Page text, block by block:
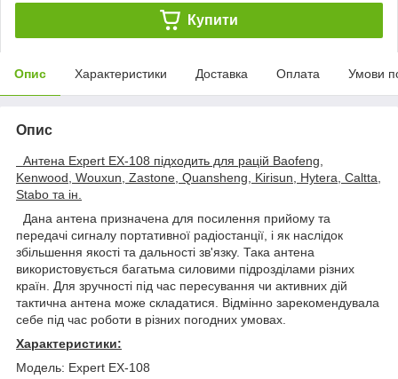
Купити
Опис Характеристики Доставка Оплата Умови
Опис
Антена Expert EX-108 підходить для рацій Baofeng,
Kenwood, Wouxun, Zastone, Quansheng, Kirisun, Hytera, Caltta,
Stabo та ін.
Дана антена призначена для посилення прийому та
передачі сигналу портативної радіостанції, і як наслідок
збільшення якості та дальності зв'язку. Така антена
використовується багатьма силовими підрозділами різних
країн. Для зручності під час пересування чи активних дій
тактична антена може складатися. Відмінно зарекомендувала
себе під час роботи в різних погодних умовах.
Характеристики:
Модель: Expert EX-108